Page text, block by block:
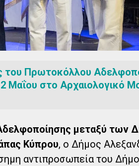
του Πρωτοκόλλου
Μαΐου στο Αρχαιολογικό
μεταξύ των
Κύπρου, ο Δήμος
αντιπροσωπεία του